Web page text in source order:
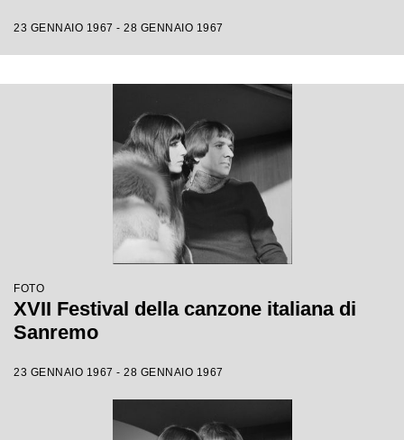
23 GENNAIO 1967 - 28 GENNAIO 1967
FOTO
XVII Festival della canzone italiana di
Sanremo
23 GENNAIO 1967 - 28 GENNAIO 1967